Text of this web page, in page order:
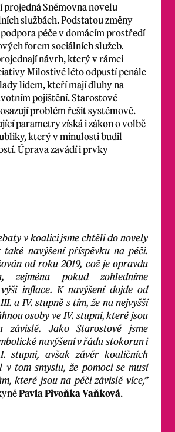
projedná Sněmovna novelu
službách. Podstatou změny
péče v domácím prostředí
forem sociálních služeb.
návrh, který v rámci
Milostivé léto odpustí penále
lidem, kteří mají dluhy na
pojištění. Starostové
problém řešit systémově.
parametry získá i zákon o volbě
který v minulosti budil
Úprava zavádí i prvky
v koalici jsme chtěli do novely
také navýšení příspěvku na péči.
od roku 2019, což je opravdu
zejména pokud zohledníme
inflace. K navýšení dojde od
a IV. stupně s tím, že na nejvyšší
osoby ve IV. stupni, které jsou
závislé. Jako Starostové jsme
navýšení v řádu stokorun i
stupni, avšak závěr koaličních
v tom smyslu, že pomoci se musí
které jsou na péči závislé více,”
Pavla Pivoňka Vaňková.